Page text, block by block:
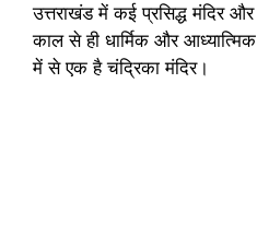
उत्तराखंड में कई प्रसिद्ध मंदिर
काल से ही धार्मिक और
में से एक है चंद्रिका मंदिर।